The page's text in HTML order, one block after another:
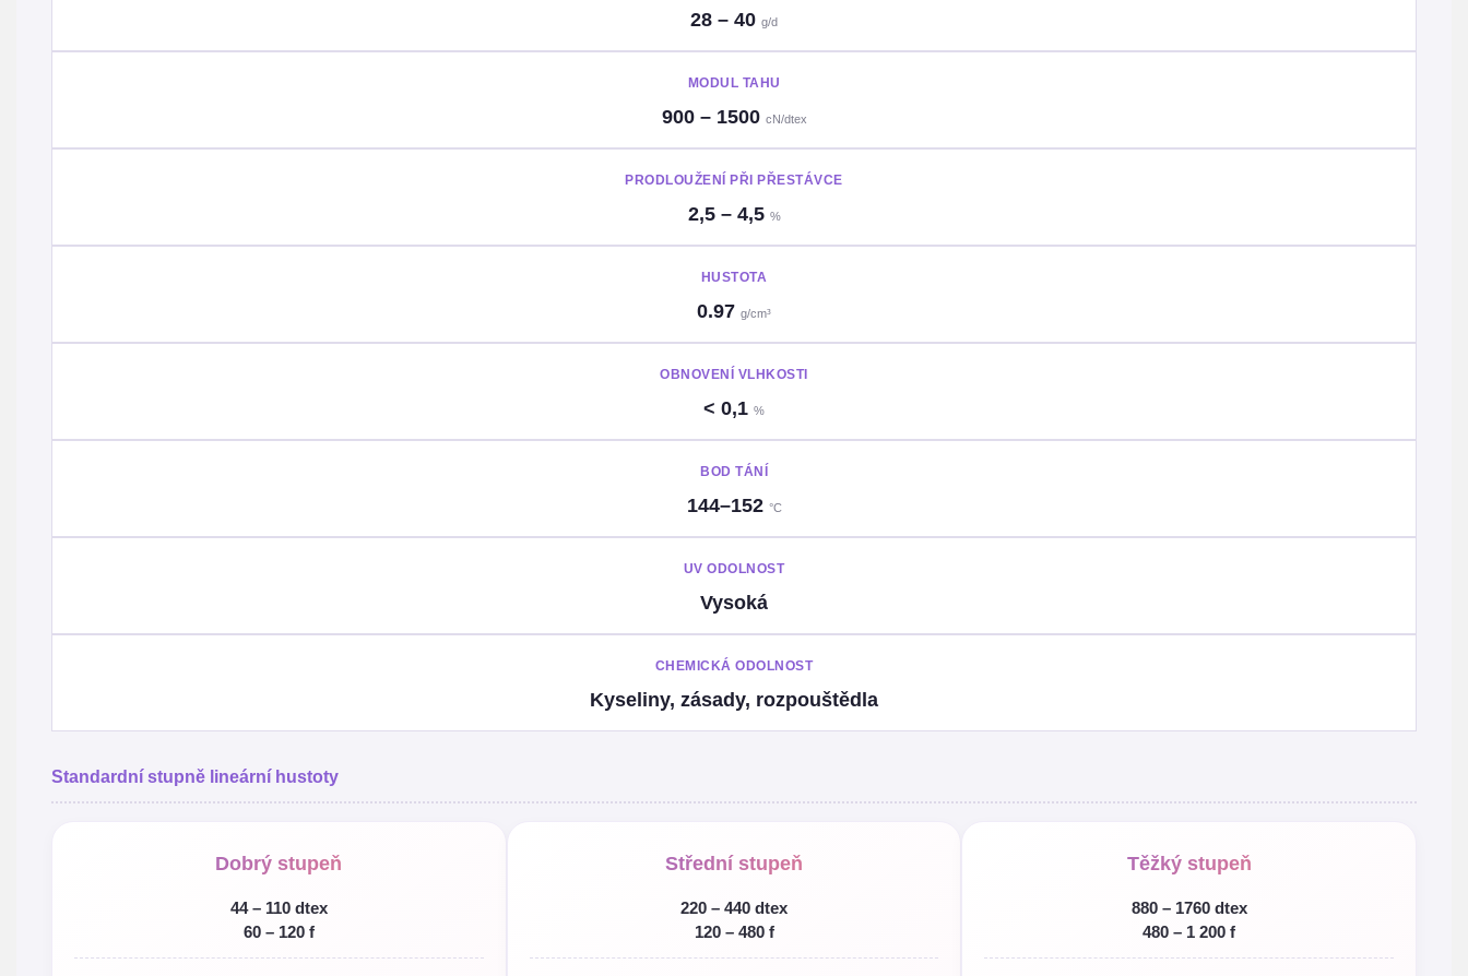
28 – 40 g/d
MODUL TAHU
900 – 1500 cN/dtex
PRODLOUŽENÍ PŘI PŘESTÁVCE
2,5 – 4,5 %
HUSTOTA
0.97 g/cm³
OBNOVENÍ VLHKOSTI
< 0,1 %
BOD TÁNÍ
144–152 °C
UV ODOLNOST
Vysoká
CHEMICKÁ ODOLNOST
Kyseliny, zásady, rozpouštědla
Standardní stupně lineární hustoty
Dobrý stupeň
44 – 110 dtex
60 – 120 f
Střední stupeň
220 – 440 dtex
120 – 480 f
Těžký stupeň
880 – 1760 dtex
480 – 1 200 f